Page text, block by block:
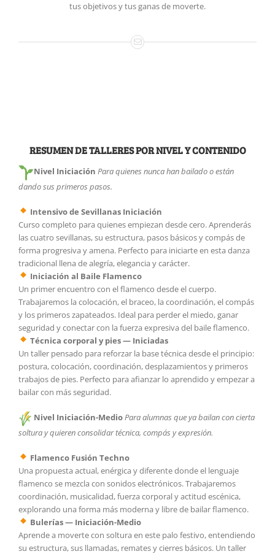
tus objetivos y tus ganas de moverte.
RESUMEN DE TALLERES POR NIVEL Y CONTENIDO
Nivel Iniciación Para quienes nunca han bailado o están
dando sus primeros pasos.
Intensivo de Sevillanas Iniciación
Curso completo para quienes empiezan desde cero. Aprenderás
las cuatro sevillanas, su estructura, pasos básicos y compás de
forma progresiva y amena. Perfecto para iniciarte en esta danza
tradicional llena de alegría, elegancia y carácter.
Iniciación al Baile Flamenco
Un primer encuentro con el flamenco desde el cuerpo.
Trabajaremos la colocación, el braceo, la coordinación, el compás
y los primeros zapateados. Ideal para perder el miedo, ganar
seguridad y conectar con la fuerza expresiva del baile flamenco.
Técnica corporal y pies — Iniciadas
Un taller pensado para reforzar la base técnica desde el principio:
postura, colocación, coordinación, desplazamientos y primeros
trabajos de pies. Perfecto para afianzar lo aprendido y empezar a
bailar con más seguridad.
Nivel Iniciación-Medio Para alumnas que ya bailan con cierta
soltura y quieren consolidar técnica, compás y expresión.
Flamenco Fusión Techno
Una propuesta actual, enérgica y diferente donde el lenguaje
flamenco se mezcla con sonidos electrónicos. Trabajaremos
coordinación, musicalidad, fuerza corporal y actitud escénica,
explorando una forma más moderna y libre de bailar flamenco.
Bulerías — Iniciación-Medio
Aprende a moverte con soltura en este palo festivo, entendiendo
su estructura, sus llamadas, remates y cierres básicos. Un taller